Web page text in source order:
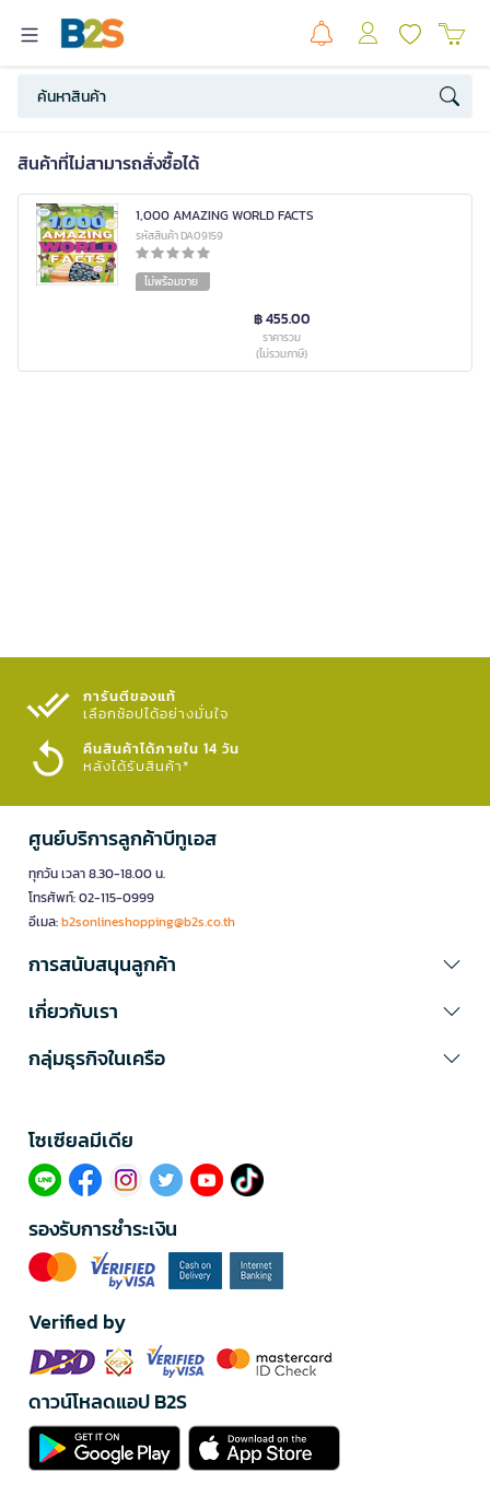
สินค้าที่ไม่สามารถสั่งซื้อได้
1,000 AMAZING WORLD FACTS
รหัสสินค้า DA09159
ไม่พร้อมขาย
฿ 455.00
ราคารวม
(ไม่รวมภาษี)
การันตีของแท้
เลือกช้อปได้อย่างมั่นใจ​
คืนสินค้าได้ภายใน 14 วัน
หลังได้รับสินค้า*
ศูนย์บริการลูกค้าบีทูเอส
ทุกวัน เวลา 8.30-18.00 น.
โทรศัพท์: 02-115-0999
อีเมล:b2sonlineshopping@b2s.co.th
การสนับสนุนลูกค้า
เกี่ยวกับเรา
กลุ่มธุรกิจในเครือ
โซเซียลมีเดีย​
รองรับการชำระเงิน
Verified by
ดาวน์โหลดแอป B2S